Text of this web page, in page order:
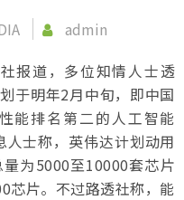
admin
报道，多位知情人士透
于明年2月中旬，即中国
能排名第二的人工智能
人士称，英伟达计划动用
为5000至10000套芯片
芯片。不过路透社称，能